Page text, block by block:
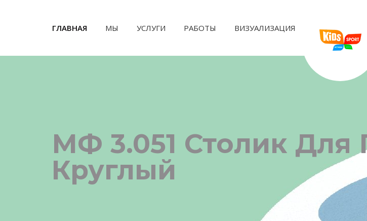
ГЛАВНАЯ (CURRENT)
МЫ УСЛУГИ РАБОТЫ ВИЗУАЛИЗАЦИЯ
МФ 3.051 Столик
Круглый